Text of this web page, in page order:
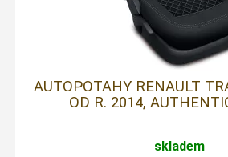
AUTOPOTAHY RENAULT
OD R. 2014,
skladem